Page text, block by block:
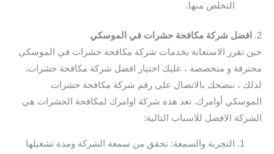
التخلص منها.
2.
افضل شركة مكافحة حشرات في الموسكي
حين تقرر الاستعانة بخدمات شركة مكافحة حشرات في الموسكي
محترفة و متخصصة ، عليك اختيار افضل شركة مكافحة حشرات.
لذلك ، ننصحك بالاتصال على رقم شركة مكافحة حشرات
الموسكي أوامرك. تعد هذه شركة اوامرك لمكافحة الحشرات هي
الشركة الافضل للاسباب التالية:
التجربة والسمعة: تحقق من سمعة الشركة ومدة تشغيلها